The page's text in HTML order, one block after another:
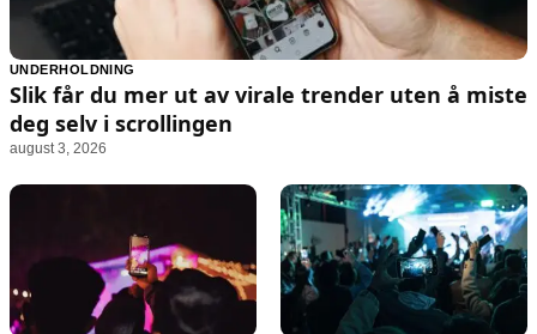
UNDERHOLDNING
Slik får du mer ut av virale trender uten å miste
deg selv i scrollingen
august 3, 2026